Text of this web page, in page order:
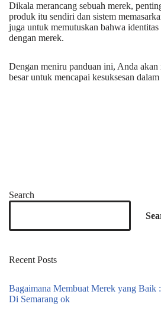
Dikala merancang sebuah merek,
produk itu sendiri dan sistem
juga untuk memutuskan bahwa identitas
dengan merek.
Dengan meniru panduan ini, Anda akan
besar untuk mencapai kesuksesan
Search
Recent Posts
Bagaimana Membuat Merek yang Baik
Di Semarang ok